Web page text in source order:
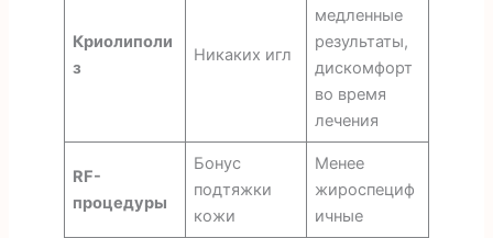
Криолиполи
з
Никаких игл
медленные
результаты,
дискомфорт
во время
лечения
RF-
процедуры
Бонус
подтяжки
кожи
Менее
жироспециф
ичные